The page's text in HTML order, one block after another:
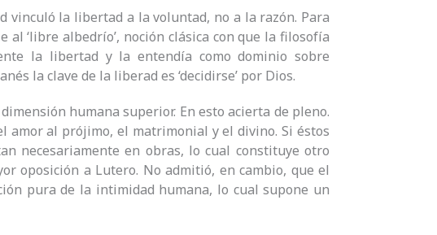
vinculó la libertad a la voluntad, no a la razón. Para
‘libre albedrío’, noción clásica con que la filosofía
la libertad y la entendía como dominio sobre
la clave de la liberad es ‘decidirse’ por Dios.
humana superior. En esto acierta de pleno.
amor al prójimo, el matrimonial y el divino. Si éstos
necesariamente en obras, lo cual constituye otro
oposición a Lutero. No admitió, en cambio, que el
pura de la intimidad humana, lo cual supone un